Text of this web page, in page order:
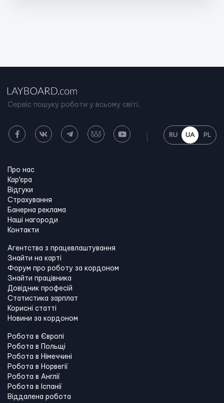
Сервіс пошуку роботи у всьому світі.
RU UA PL
Про нас
Кар'єра
Відгуки
Страхування
Банерна реклама
Наші нагороди
Контакти
Агентства з працевлаштування
Знайти на карті
Форум про роботу за кордоном
Знайти працівника
Довідник професій
Статистика зарплат
Корисні статті
Новини за кордоном
Робота в Європі
Робота в Польщі
Робота в Німеччині
Робота в Норвегії
Робота в Англії
Робота в Іспанії
Віддалена робота